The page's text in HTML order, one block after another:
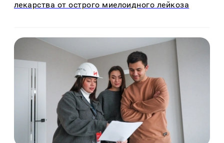
лекарства от острого миелоидного лейкоза